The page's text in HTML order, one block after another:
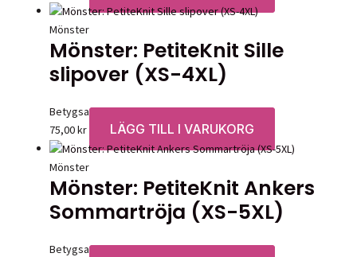
Mönster
Mönster: PetiteKnit Sille
slipover (XS-4XL)
Betygsatt0av 5
75,00kr LÄGG TILL I VARUKORG
Mönster
Mönster: PetiteKnit Ankers
Sommartröja (XS-5XL)
Betygsatt0av 5